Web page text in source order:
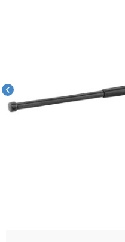
chevron_left